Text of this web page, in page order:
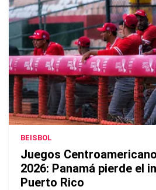
BEISBOL
Juegos
2026: Panamá pierde el
Puerto Rico